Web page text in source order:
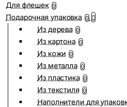
Для флешек 0
Подарочная упаковка 0
Из дерева 0
Из картона 0
Из кожи 0
Из металла 0
Из пластика 0
Из текстиля 0
Наполнители для